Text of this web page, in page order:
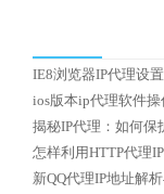
IE8浏览器IP代理设
ios版本ip代理软件操
揭秘IP代理：如何保
怎样利用HTTP代理
新QQ代理IP地址解